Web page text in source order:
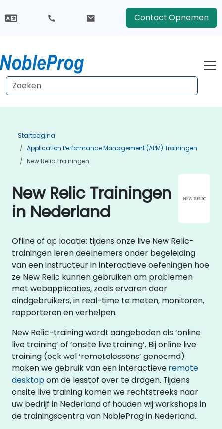
Contact Opnemen
Startpagina
Application Performance Management (APM) Trainingen
New Relic Trainingen
New Relic Trainingen
in Nederland
Ofline of op locatie: tijdens onze live New Relic-
trainingen leren deelnemers onder begeleiding
van een instructeur in interactieve oefeningen hoe
ze New Relic kunnen gebruiken om problemen
met webapplicaties, zoals ervaren door
eindgebruikers, in real-time te meten, monitoren,
rapporteren en verhelpen.
New Relic-training wordt aangeboden als ‘online
live training’ of ‘onsite live training’. Bij online live
training (ook wel ‘remotelessens’ genoemd)
maken we gebruik van een interactieve remote
desktopom de lesstof over te dragen. Tijdens
onsite live training komen we rechtstreeks naar
uw bedrijf in Nederland of houden wij workshops in
de trainingscentra van NobleProg in Nederland.